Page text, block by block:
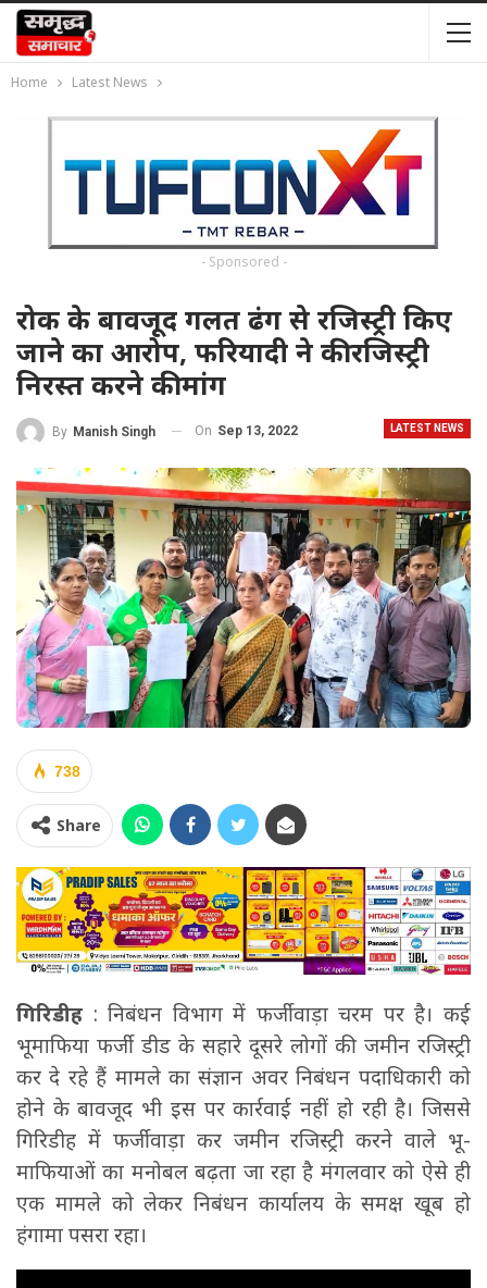
Home Latest News
- Sponsored -
रोक के बावजूद गलत ढंग से रजिस्ट्री किए
जाने का आरोप, फरियादी ने की रजिस्ट्री
निरस्त करने की मांग
LATEST NEWS
By Manish Singh On Sep 13, 2022
738
Share
गिरिडीह : निबंधन विभाग में फर्जीवाड़ा चरम पर है। कई
भूमाफिया फर्जी डीड के सहारे दूसरे लोगों की जमीन रजिस्ट्री
कर दे रहे हैं मामले का संज्ञान अवर निबंधन पदाधिकारी को
होने के बावजूद भी इस पर कार्रवाई नहीं हो रही है। जिससे
गिरिडीह में फर्जीवाड़ा कर जमीन रजिस्ट्री करने वाले भू-
माफियाओं का मनोबल बढ़ता जा रहा है मंगलवार को ऐसे ही
एक मामले को लेकर निबंधन कार्यालय के समक्ष खूब हो
हंगामा पसरा रहा।